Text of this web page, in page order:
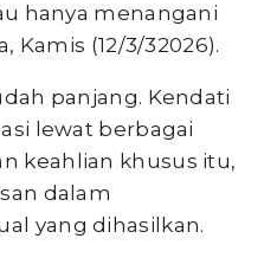
hanya menangani
Kamis (12/3/32026).
panjang. Kendati
lewat berbagai
keahlian khusus itu,
dalam
yang dihasilkan.